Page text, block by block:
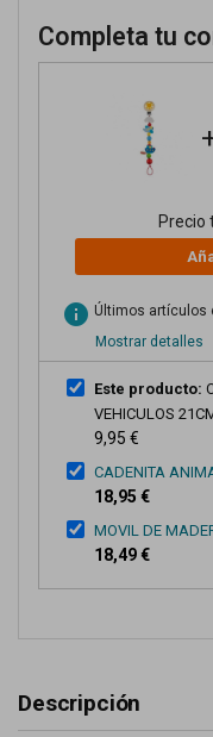
Completa tu
Precio
info Últimos artículos
Mostrar detalles
Este producto:
VEHICULOS
9,95 €
CADENITA
18,95 €
MOVIL DE
18,49 €
Descripción